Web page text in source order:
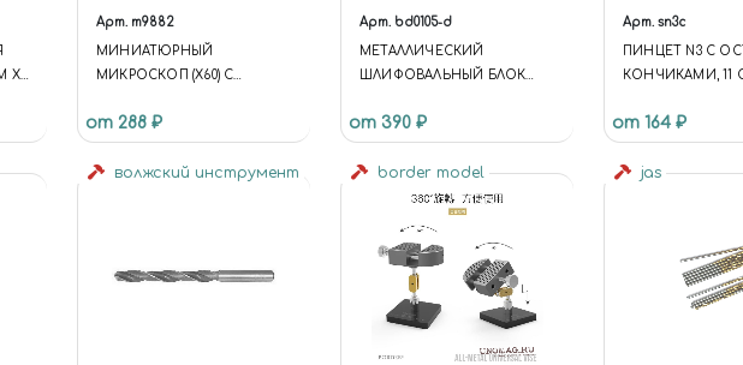
Х
Арт. m9882
МИНИАТЮРНЫЙ
МИКРОСКОП (Х60) С
от 288 ₽
Арт. bd0105-d
МЕТАЛЛИЧЕСКИЙ
ШЛИФОВАЛЬНЫЙ БЛОК
от 390 ₽
Арт. sn3c
ПИНЦЕТ N3 С
КОНЧИКАМИ, 11
от 164 ₽
волжский инструмент border model jas